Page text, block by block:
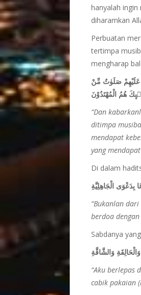
hanyalah
diharamkan
Perbuatan
tertimpa
mengharap
قَالُوْٓا اِنَّا لِلّٰهِ وَاِنَّآ اِلَيْهِ رٰجِعُوْنَۗ ١٥٦ اُولٰۤىِٕكَ عَلَيْهِمْ صَلَوٰتٌ مِّنْ
هُمُ الْمُهْتَدُوْنَ
“Dan
ditimpa
mendapat
yang
Di dalam
الْجَاهِلِيَّةِ
“Bukanlan
berdoa
Sabdanya
وَالشَّاقَّةِ
“Aku berlepas
cabik pakaian